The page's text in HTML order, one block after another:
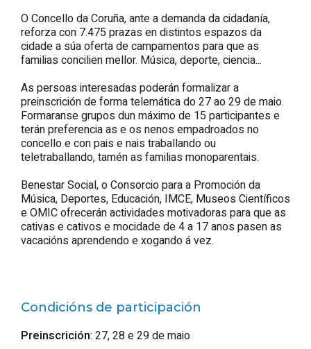
O Concello da Coruña, ante a demanda da cidadanía,
reforza con 7.475 prazas en distintos espazos da
cidade a súa oferta de campamentos para que as
familias concilien mellor. Música, deporte, ciencia...
As persoas interesadas poderán formalizar a
preinscrición de forma telemática do 27 ao 29 de maio.
Formaranse grupos dun máximo de 15 participantes e
terán preferencia as e os nenos empadroados no
concello e con pais e nais traballando ou
teletraballando, tamén as familias monoparentais.
Benestar Social, o Consorcio para a Promoción da
Música, Deportes, Educación, IMCE, Museos Científicos
e OMIC ofrecerán actividades motivadoras para que as
cativas e cativos e mocidade de 4 a 17 anos pasen as
vacacións aprendendo e xogando á vez.
Condicións de participación
Preinscrición: 27, 28 e 29 de maio